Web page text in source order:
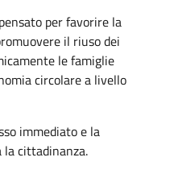
per favorire la
il riuso dei
le famiglie
circolare a livello
immediato e la
cittadinanza.